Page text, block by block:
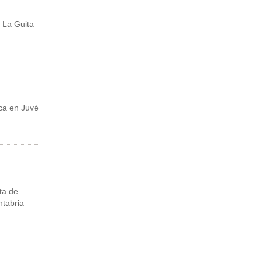
Guita
en Juvé
de